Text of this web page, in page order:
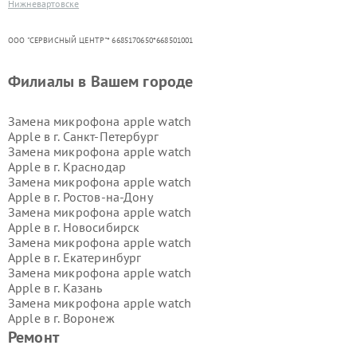
Нижневартовске
ООО "СЕРВИСНЫЙ ЦЕНТР"* 6685170650*668501001
Ремонт
Филиалы в Вашем городе
Замена микрофона apple watch
Apple в г. Санкт-Петербург
Замена микрофона apple watch
Apple в г. Краснодар
Замена микрофона apple watch
Apple в г. Ростов-на-Дону
Замена микрофона apple watch
Apple в г. Новосибирск
Замена микрофона apple watch
Apple в г. Екатеринбург
Замена микрофона apple watch
Apple в г. Казань
Замена микрофона apple watch
Apple в г. Воронеж
Замена микрофона apple watch